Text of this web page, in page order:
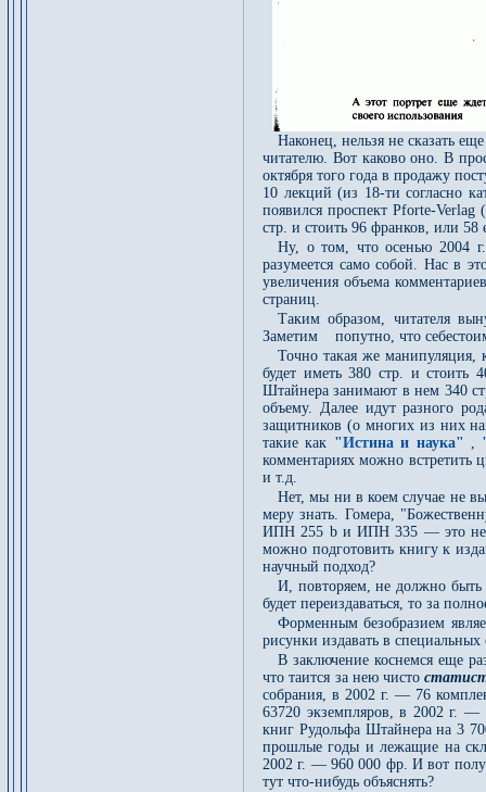
Наконец, нельзя не сказать
читателю. Вот каково оно. В
октября того года в продажу
10 лекций (из 18-ти согласно
появился проспект Pforte-
стр. и стоить 96 франков, или 58
Ну, о том, что осенью 2004
разумеется само собой. Нас в
увеличения объема
страниц.
Таким образом, читателя
Заметим попутно, что
Точно такая же
будет иметь 380 стр. и
Штайнера занимают в нем 340
объему. Далее идут разного
защитников (о многих из них
такие как "Истина и наука" ,
комментариях можно
и т.д.
Нет, мы ни в коем случае не
меру знать. Гомера,
ИПН 255 b и ИПН 335 — это не
можно подготовить книгу к
научный подход?
И, повторяем, не должно быть
будет переиздаваться, то за
Форменным безобразием
рисунки издавать в
В заключение коснемся еще
что таится за нею чисто
собрания, в 2002 г. — 76
63720 экземпляров, в 2002 г. —
книг Рудольфа Штайнера на 3
прошлые годы и лежащие на
2002 г. — 960 000 фр. И вот
тут что-нибудь объяснять?